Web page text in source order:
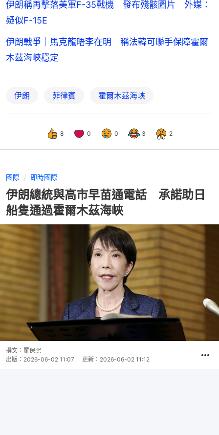
伊朗稱再擊落美軍F-35戰機 發布殘骸圖片 外媒：
疑似F-15E
伊朗戰爭｜馬克龍晤李在明 稱法韓可聯手保障霍爾
木茲海峽穩定
伊朗 菲律賓 霍爾木茲海峽
8 0 0 3 2
國際 即時國際
伊朗總統與高市早苗通電話 承諾助日
船隻通過霍爾木茲海峽
撰文： 羅保熙
出版： 2026-06-02 11:07 更新： 2026-06-02 11:12